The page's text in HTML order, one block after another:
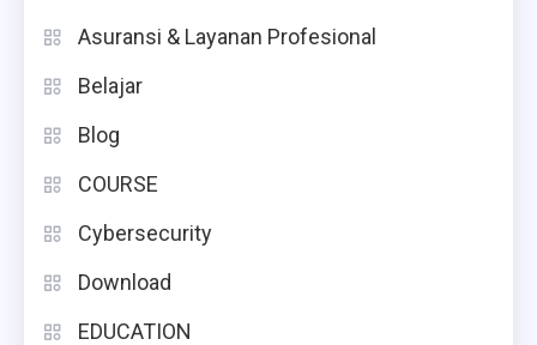
Asuransi & Layanan Profesional
Belajar
Blog
COURSE
Cybersecurity
Download
EDUCATION